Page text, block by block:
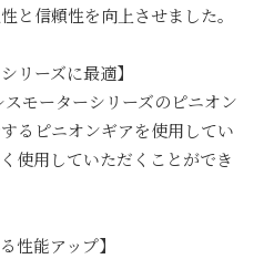
と信頼性を向上させました。
リーズに最適】
モーターシリーズのピニオン
るピニオンギアを使用してい
使用していただくことができ
性能アップ】